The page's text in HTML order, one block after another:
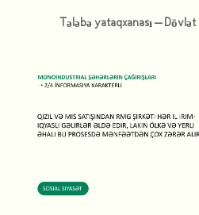
Tələbə yataqxanası –